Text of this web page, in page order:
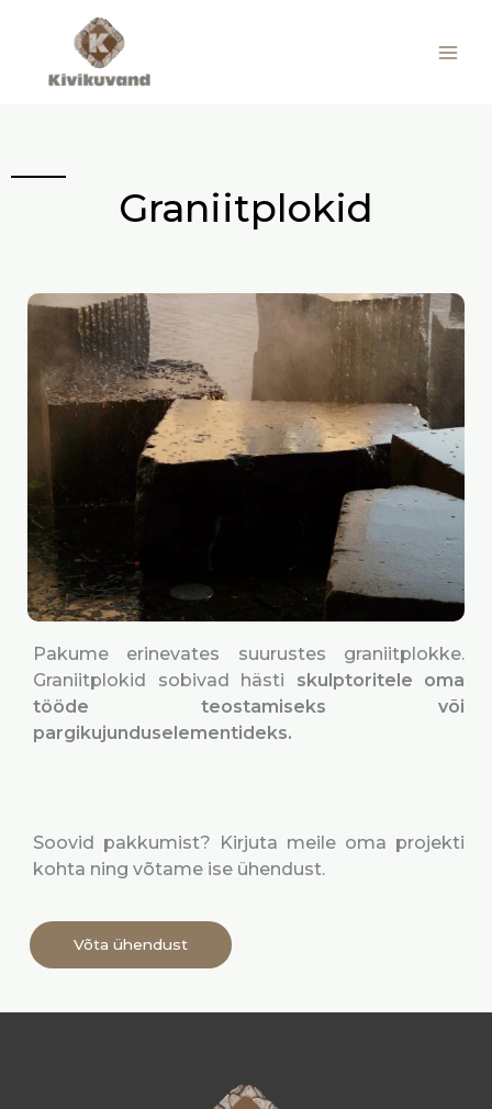
Graniitplokid
Pakume erinevates suurustes graniitplokke.
Graniitplokid sobivad hästi skulptoritele oma
tööde teostamiseks või
pargikujunduselementideks.
Soovid pakkumist? Kirjuta meile oma projekti
kohta ning võtame ise ühendust.
Võta ühendust